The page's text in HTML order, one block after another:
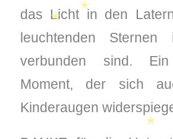
das Licht in den
leuchtenden Sternen
verbunden sind.
Moment, der sich
Kinderaugen
✭
✭